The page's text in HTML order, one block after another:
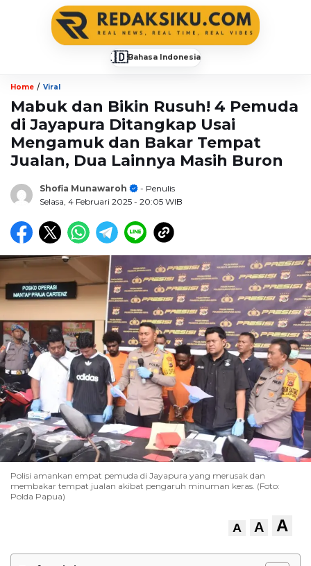
🇮🇩Bahasa Indonesia
Home / Viral
Mabuk dan Bikin Rusuh! 4 Pemuda
di Jayapura Ditangkap Usai
Mengamuk dan Bakar Tempat
Jualan, Dua Lainnya Masih Buron
Shofia Munawaroh
- Penulis
Selasa, 4 Februari 2025 - 20:05 WIB
Polisi amankan empat pemuda di Jayapura yang merusak dan
membakar tempat jualan akibat pengaruh minuman keras. (Foto:
Polda Papua)
A A A